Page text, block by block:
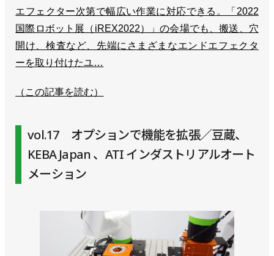
エフェクター次第で幅広い作業に対応できる。「2022
国際ロボット展（iREX2022）」の会場でも、搬送、穴
開け、検査など、先端にさまざまなエンドエフェクタ
ーを取り付けたユ…
（この記事を読む）
vol.17 オプションで機能を拡張／豆蔵、
KEBA Japan 、ATI インダストリアルオート
メーション